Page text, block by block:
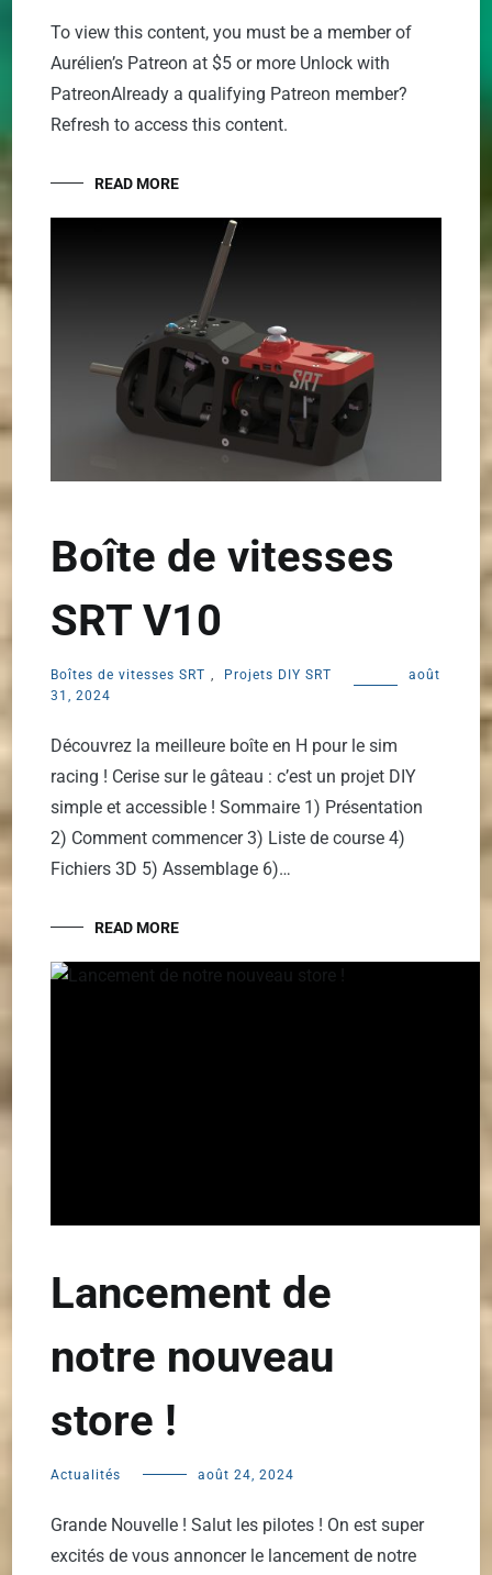
To view this content, you must be a member of
Aurélien’s Patreon at $5 or more Unlock with
PatreonAlready a qualifying Patreon member?
Refresh to access this content.
READ MORE
Boîte de vitesses
SRT V10
Boîtes de vitesses SRT , Projets DIY SRT
août
31, 2024
Découvrez la meilleure boîte en H pour le sim
racing ! Cerise sur le gâteau : c’est un projet DIY
simple et accessible ! Sommaire 1) Présentation
2) Comment commencer 3) Liste de course 4)
Fichiers 3D 5) Assemblage 6)…
READ MORE
Lancement de
notre nouveau
store !
Actualités août 24, 2024
Grande Nouvelle ! Salut les pilotes ! On est super
excités de vous annoncer le lancement de notre